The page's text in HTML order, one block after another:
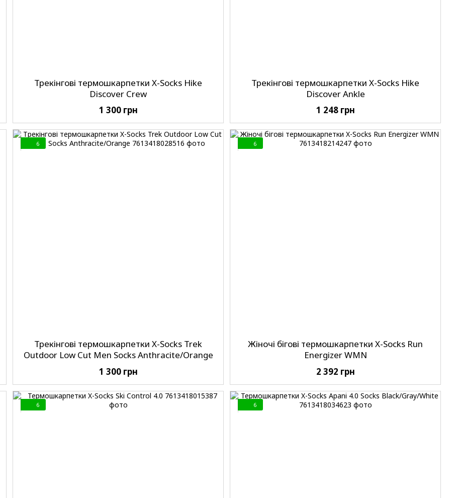
Трекінгові термошкарпетки X-Socks Hike
Discover Crew
1 300 грн
Трекінгові термошкарпетки X-Socks Hike
Discover Ankle
1 248 грн
6
Трекінгові термошкарпетки X-Socks Trek
Outdoor Low Cut Men Socks Anthracite/Orange
1 300 грн
6
Жіночі бігові термошкарпетки X-Socks Run
Energizer WMN
2 392 грн
6 6